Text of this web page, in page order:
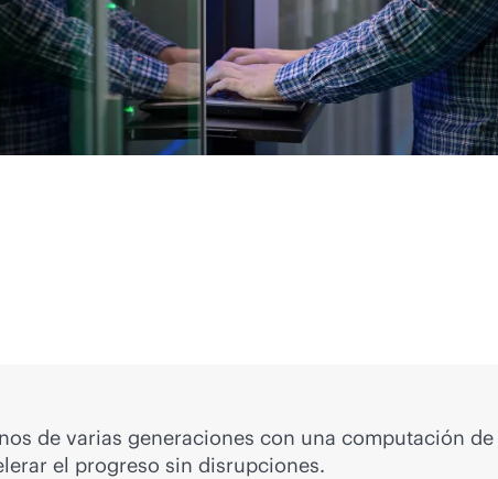
de varias generaciones con una computación
el progreso sin disrupciones.